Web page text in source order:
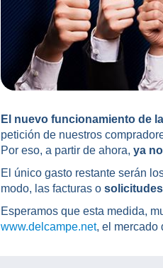
El nuevo funcionamiento de
petición de nuestros
Por eso, a partir de ahora, ya
El único gasto restante serán
modo, las facturas o
Esperamos que esta medida,
www.delcampe.net, el mercado